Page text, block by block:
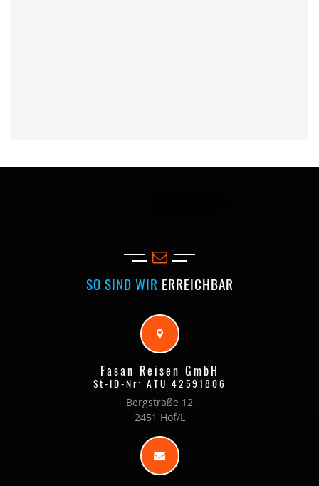
SO SIND WIR ERREICHBAR
Fasan Reisen GmbH
St-ID-Nr: ATU 42591806
Bergstraße 12
2451 Hof/L